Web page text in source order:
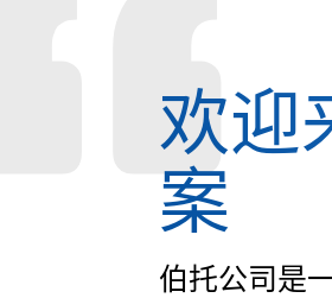
欢迎
案
伯托公司是